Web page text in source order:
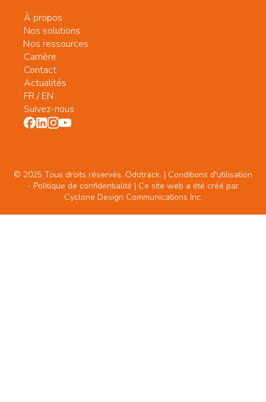
À propos
Nos solutions
Nos ressources
Carrière
Contact
Actualités
FR/EN
Suivez-nous
© 2025 Tous droits réservés. Odotrack. | Conditions d'utilisation
- Politique de confidentialité | Ce site web a été créé par
Cyclone Design Communications Inc.